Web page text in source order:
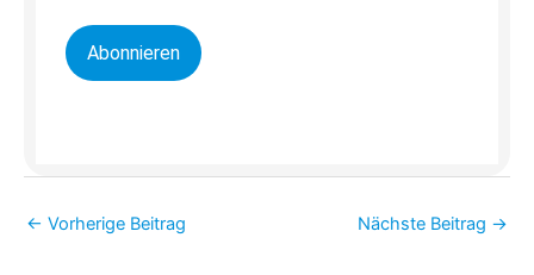
Abonnieren
← Vorherige Beitrag Nächste Beitrag →